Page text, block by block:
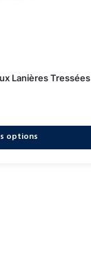
Lanières Tressées
options